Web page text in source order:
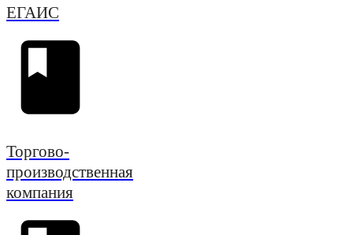
ЕГАИС
Торгово-
производственная
компания